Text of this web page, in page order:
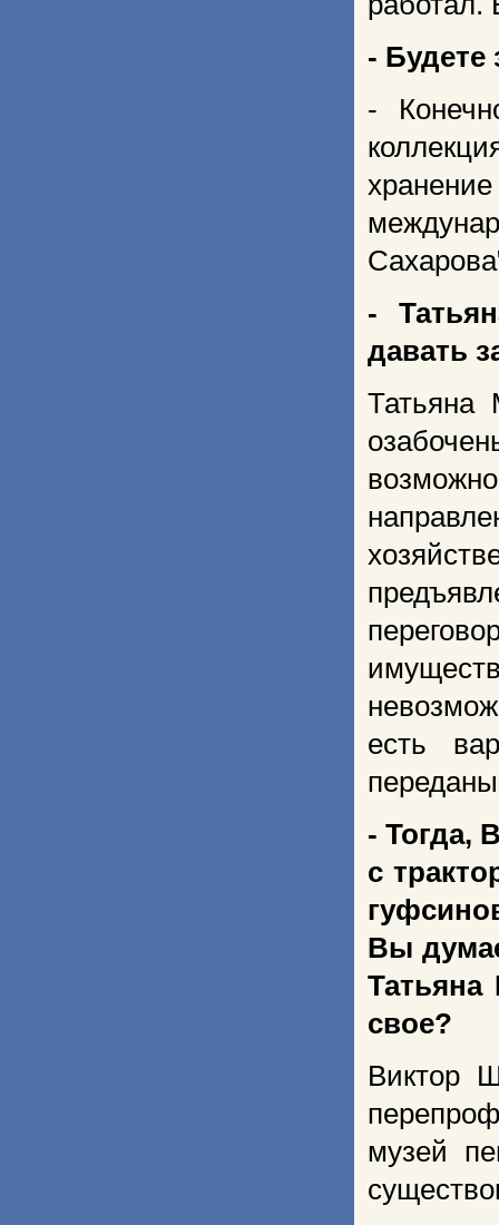
- Будете
-
-
давать
Татьяна
есть
- Тогда,
с
Вы
свое?
Виктор
музей